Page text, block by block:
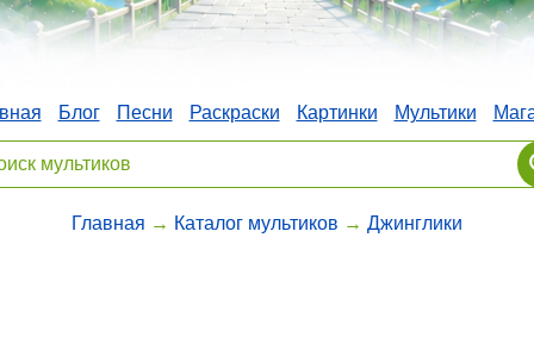
Блог Песни Раскраски Картинки Мультики
Главная → Каталог мультиков → Джинглики